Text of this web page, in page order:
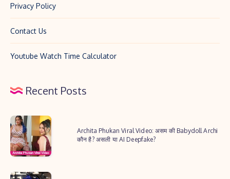
Privacy Policy
Contact Us
Youtube Watch Time Calculator
Recent Posts
Archita
Phukan
Viral
Archita Phukan Viral Video: असम की Babydoll Archi
कौन है? असली या AI Deepfake?